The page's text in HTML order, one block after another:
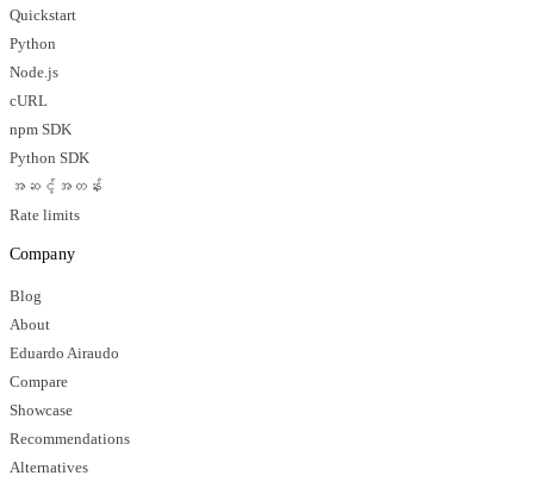
Quickstart
Python
Node.js
cURL
npm SDK
Python SDK
အဆင့်အတန်း
Rate limits
Company
Blog
About
Eduardo Airaudo
Compare
Showcase
Recommendations
Alternatives